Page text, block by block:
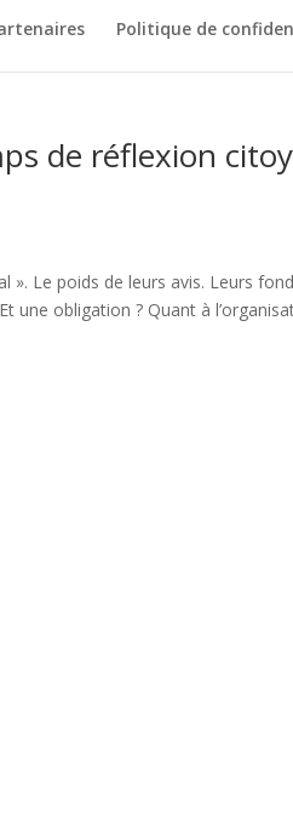
Politique de
de réflexion
Le poids de leurs avis. Leurs
une obligation ? Quant à